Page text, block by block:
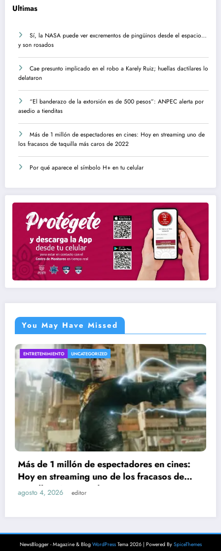
Ultimas
Sí, la NASA puede ver excrementos de pingüinos desde el espacio…
y son rosados
Cae presunto implicado en el robo a Karely Ruiz; huellas dactilares lo
delataron
“El banderazo de la extorsión es de 500 pesos”: ANPEC alerta por
asedio a tienditas
Más de 1 millón de espectadores en cines: Hoy en streaming uno de
los fracasos de taquilla más caros de 2022
Por qué aparece el símbolo H+ en tu celular
You May Have Missed
en cines:
de
INTERESANTE UNCATEGORIZED
Por qué aparece el símbolo H+
NewsBlogger - Magazine & Blog WordPress Tema 2026 | Powered By SpiceThemes